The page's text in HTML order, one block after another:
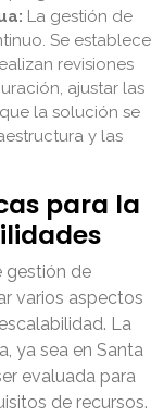
La gestión de
Se establece
revisiones
ajustar las
la solución se
y las
para la
gestión de
varios aspectos
La
ya sea en Santa
evaluada para
de recursos.